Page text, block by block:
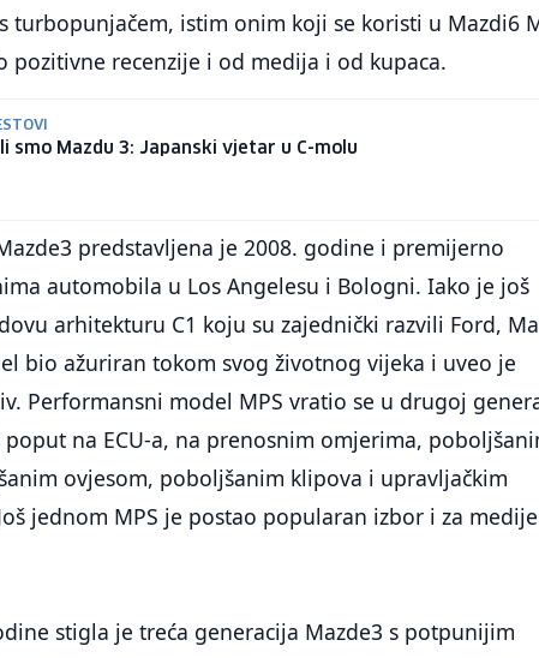
turbopunjačem, istim onim koji se koristi u Mazdi6
pozitivne recenzije i od medija i od kupaca.
smo Mazdu 3: Japanski vjetar u C-molu
predstavljena je 2008. godine i premijerno
automobila u Los Angelesu i Bologni. Iako je još
arhitekturu C1 koju su zajednički razvili Ford,
bio ažuriran tokom svog životnog vijeka i uveo je
Performansni model MPS vratio se u drugoj
na ECU-a, na prenosnim omjerima,
ovjesom, poboljšanim klipova i upravljačkim
jednom MPS je postao popularan izbor i za
stigla je treća generacija Mazde3 s potpunijim